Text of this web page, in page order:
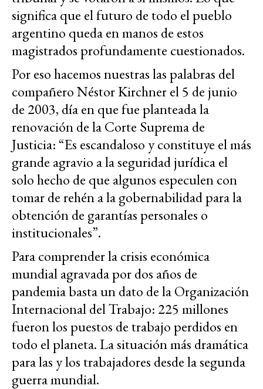
significa que el futuro de todo el pueblo
argentino queda en manos de estos
magistrados profundamente cuestionados.
Por eso hacemos nuestras las palabras del
compañero Néstor Kirchner el 5 de junio
de 2003, día en que fue planteada la
renovación de la Corte Suprema de
Justicia: “Es escandaloso y constituye el más
grande agravio a la seguridad jurídica el
solo hecho de que algunos especulen con
tomar de rehén a la gobernabilidad para la
obtención de garantías personales o
institucionales”.
Para comprender la crisis económica
mundial agravada por dos años de
pandemia basta un dato de la Organización
Internacional del Trabajo: 225 millones
fueron los puestos de trabajo perdidos en
todo el planeta. La situación más dramática
para las y los trabajadores desde la segunda
guerra mundial.